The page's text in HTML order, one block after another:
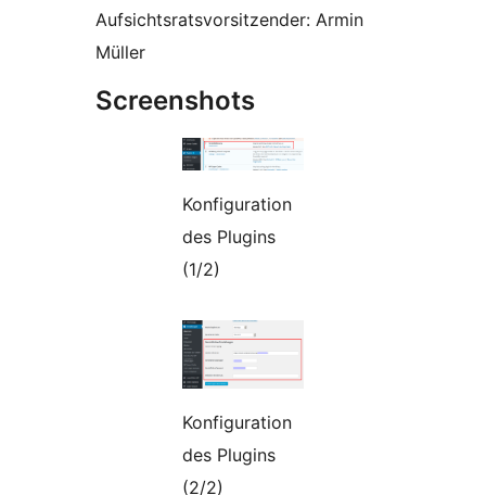
Aufsichtsratsvorsitzender: Armin
Müller
Screenshots
Konfiguration
des Plugins
(1/2)
Konfiguration
des Plugins
(2/2)